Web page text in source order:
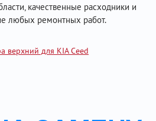
качественные расходники и
любых ремонтных работ.
верхний для KIA Ceed